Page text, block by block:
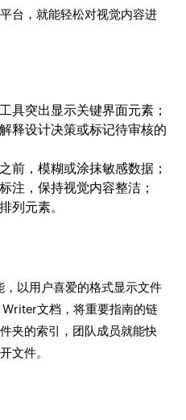
台，就能轻松对视觉内容进
具突出显示关键界面元素；
释设计决策或标记待审核的
前，模糊或涂抹敏感数据；
注，保持视觉内容整洁；
列元素。
以用户喜爱的格式显示文件
文档，将重要指南的链
夹的索引，团队成员就能快
文件。